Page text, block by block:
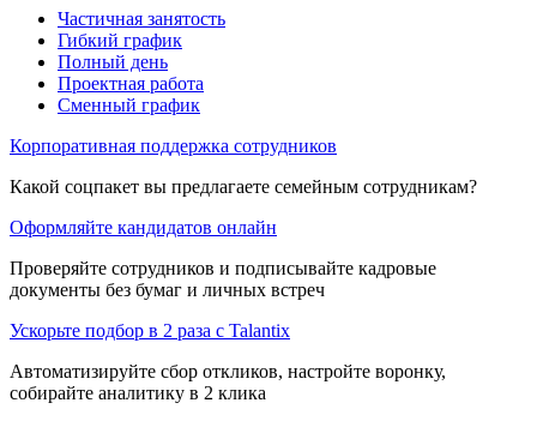
Частичная занятость
Гибкий график
Полный день
Проектная работа
Сменный график
Корпоративная поддержка сотрудников
Какой соцпакет вы предлагаете семейным сотрудникам?
Оформляйте кандидатов онлайн
Проверяйте сотрудников и подписывайте кадровые
документы без бумаг и личных встреч
Ускорьте подбор в 2 раза с Talantix
Автоматизируйте сбор откликов, настройте воронку,
собирайте аналитику в 2 клика